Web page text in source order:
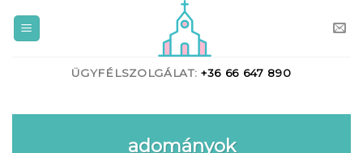
ÜGYFÉLSZOLGÁLAT:+36 66 647 890
adományok